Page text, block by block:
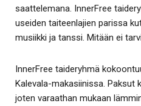
saattelemana. InnerFree
useiden taiteenlajien parissa
musiikki ja tanssi. Mitään ei
InnerFree taideryhmä
Kalevala-makasiinissa. Paksut
joten varaathan mukaan